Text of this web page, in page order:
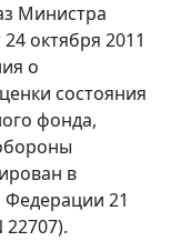
Министра
октября 2011
о
состояния
фонда,
в
21
22707).